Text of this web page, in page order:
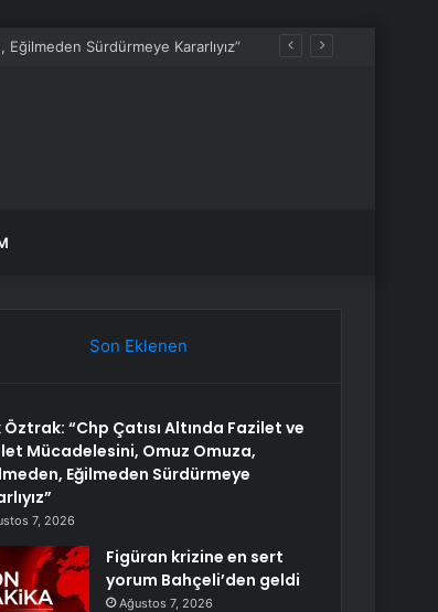
Sürdürmeye Kararlıyız”
Son Eklenen
Öztrak: “Chp Çatısı Altında Fazilet ve
Mücadelesini, Omuz Omuza,
Eğilmeden Sürdürmeye
7, 2026
Figüran krizine en sert
yorum Bahçeli’den geldi
Ağustos 7, 2026